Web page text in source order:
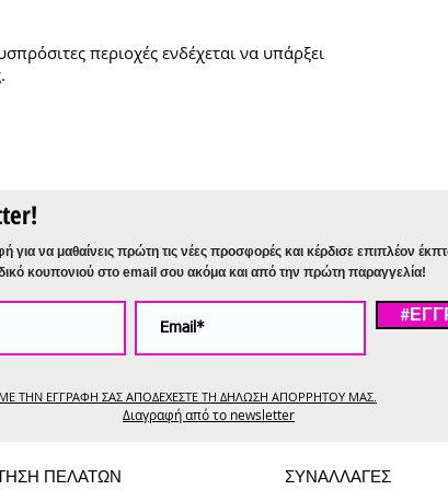
περιοχές ενδέχεται να υπάρξει
για να μαθαίνεις πρώτη τις νέες προσφορές και κέρδισε επιπλέον
κουπονιού στο email σου ακόμα και από την πρώτη παραγγελία!
ΜΕ ΤΗΝ ΕΓΓΡΑΦΗ ΣΑΣ ΑΠΟΔΕΧΕΣΤΕ ΤΗ ΔΗΛΩΣΗ ΑΠΟΡΡΗΤΟΥ ΜΑΣ.
Διαγραφή από το newsletter
ΠΕΛΑΤΩΝ ΣΥΝΑΛΛΑΓΕΣ